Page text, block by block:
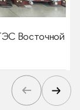
Восточной